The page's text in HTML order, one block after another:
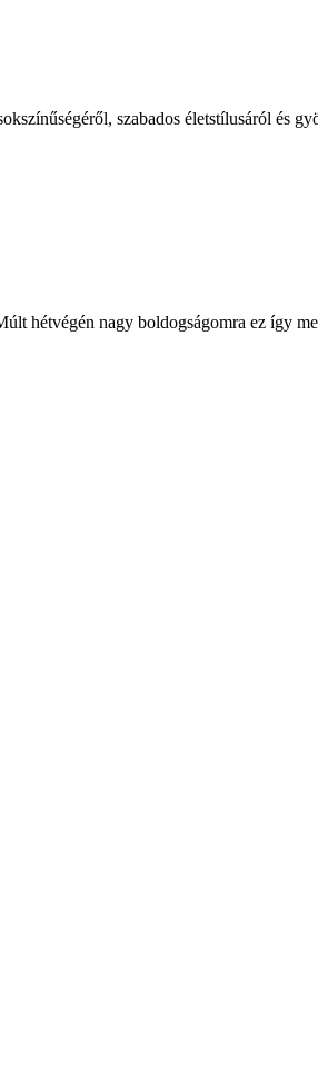
szabados életstílusáról és
hétvégén nagy boldogságomra ez így